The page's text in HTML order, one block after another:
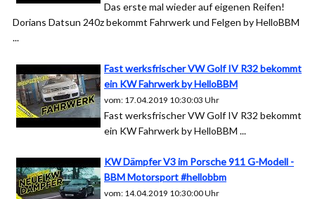
Das erste mal wieder auf eigenen Reifen!
Dorians Datsun 240z bekommt Fahrwerk und Felgen by HelloBBM
...
Fast werksfrischer VW Golf IV R32 bekommt
ein KW Fahrwerk by HelloBBM
vom: 17.04.2019 10:30:03 Uhr
Fast werksfrischer VW Golf IV R32 bekommt
ein KW Fahrwerk by HelloBBM ...
KW Dämpfer V3 im Porsche 911 G-Modell -
BBM Motorsport #hellobbm
vom: 14.04.2019 10:30:00 Uhr